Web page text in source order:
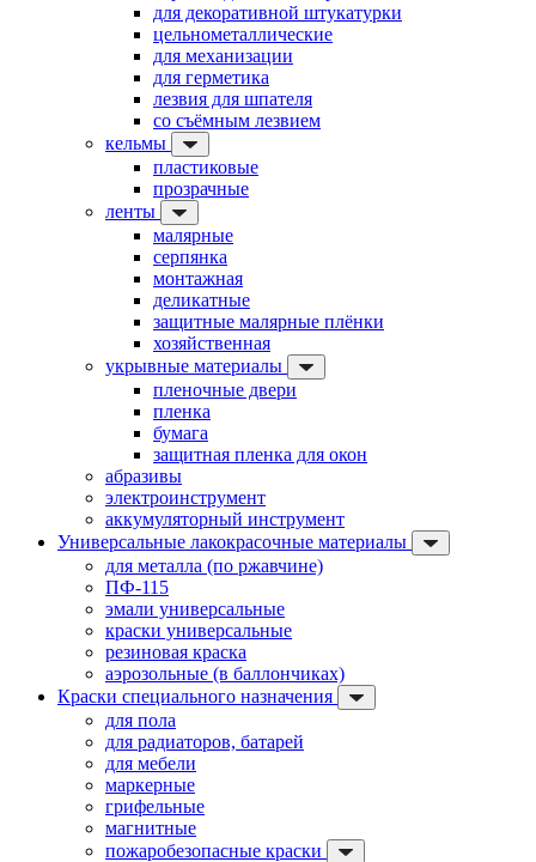
для декоративной штукатурки
цельнометаллические
для механизации
для герметика
лезвия для шпателя
со съёмным лезвием
кельмы
пластиковые
прозрачные
ленты
малярные
серпянка
монтажная
деликатные
защитные малярные плёнки
хозяйственная
укрывные материалы
пленочные двери
пленка
бумага
защитная пленка для окон
абразивы
электроинструмент
аккумуляторный инструмент
Универсальные лакокрасочные материалы
для металла (по ржавчине)
ПФ-115
эмали универсальные
краски универсальные
резиновая краска
аэрозольные (в баллончиках)
Краски специального назначения
для пола
для радиаторов, батарей
для мебели
маркерные
грифельные
магнитные
пожаробезопасные краски